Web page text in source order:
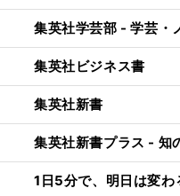
集英社学芸部 - 学芸・
集英社ビジネス書
集英社新書
集英社新書プラス - 知
1日5分で、明日は変